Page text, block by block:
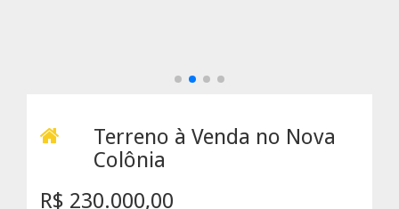
Terreno à Venda no Nova
Colônia
R$ 230.000,00